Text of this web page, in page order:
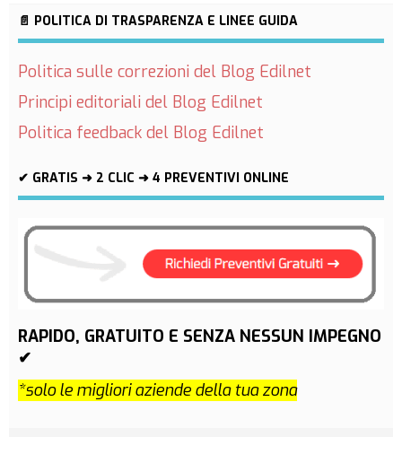
📄 POLITICA DI TRASPARENZA E LINEE GUIDA
Politica sulle correzioni del Blog Edilnet
Principi editoriali del Blog Edilnet
Politica feedback del Blog Edilnet
✔ GRATIS ➜ 2 CLIC ➜ 4 PREVENTIVI ONLINE
RAPIDO, GRATUITO E SENZA NESSUN IMPEGNO
✔
*solo le migliori aziende della tua zona